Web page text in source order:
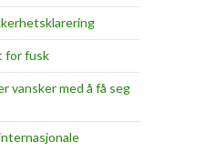
for fusk
vansker med å få seg